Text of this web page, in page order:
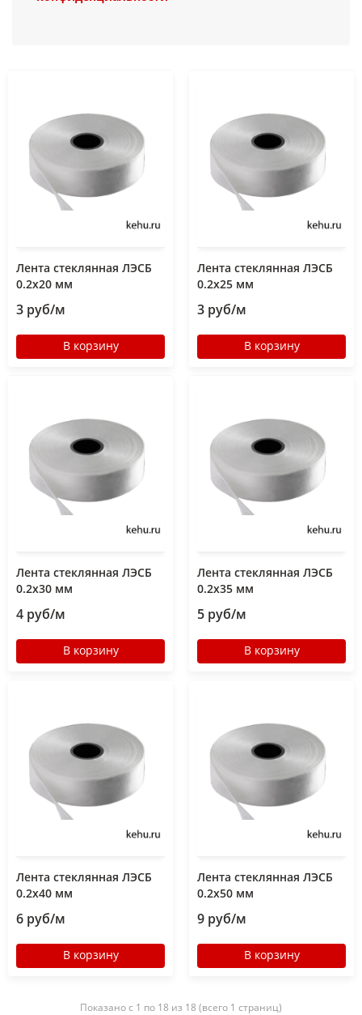
Лента стеклянная ЛЭСБ
0.2х20 мм
3 руб/м
В корзину
Лента стеклянная ЛЭСБ
0.2х25 мм
3 руб/м
В корзину
Лента стеклянная ЛЭСБ
0.2х30 мм
4 руб/м
В корзину
Лента стеклянная ЛЭСБ
0.2x35 мм
5 руб/м
В корзину
Лента стеклянная ЛЭСБ
0.2х40 мм
6 руб/м
В корзину
Лента стеклянная ЛЭСБ
0.2х50 мм
9 руб/м
В корзину
Показано с 1 по 18 из 18 (всего 1 страниц)